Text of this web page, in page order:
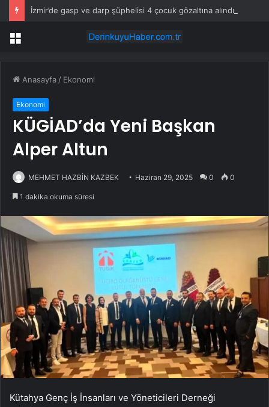
İzmir’de gasp ve darp şüphelisi 4 çocuk gözaltına alındı
Menü
Anasayfa / Ekonomi
Ekonomi
KÜGİAD’da Yeni Başkan
Alper Altun
MEHMET HAZBİN KAZBEK Haziran 29, 2025 0 0
1 dakika okuma süresi
Kütahya Genç İş İnsanları ve Yöneticileri Derneği